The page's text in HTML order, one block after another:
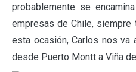
probablemente se
empresas de Chile, siempre
esta ocasión, Carlos nos va
desde Puerto Montt a Viña